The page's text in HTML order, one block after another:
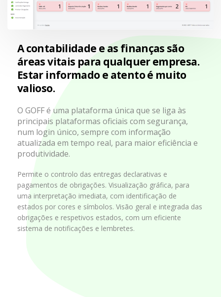
A contabilidade e as finanças são
áreas vitais para qualquer empresa.
Estar informado e atento é muito
valioso.
O GOFF é uma plataforma única que se liga às
principais plataformas oficiais com segurança,
num login único, sempre com informação
atualizada em tempo real, para maior eficiência e
produtividade.
Permite o controlo das entregas declarativas e
pagamentos de obrigações. Visualização gráfica, para
uma interpretação imediata, com identificação de
estados por cores e símbolos. Visão geral e integrada das
obrigações e respetivos estados, com um eficiente
sistema de notificações e lembretes.